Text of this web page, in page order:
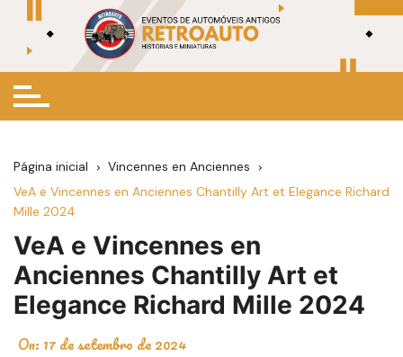
conteúdo
Página inicial
Vincennes en Anciennes
VeA e Vincennes en Anciennes Chantilly Art et Elegance Richard
Mille 2024
VeA e Vincennes en
Anciennes Chantilly Art et
Elegance Richard Mille 2024
On: 17 de setembro de 2024